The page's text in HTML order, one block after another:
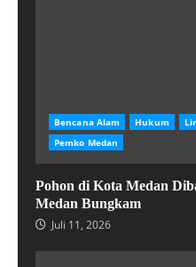
Bencana Alam Hukum
Pemko Medan
Pohon di Kota Medan
Medan Bungkam
Juli 11, 2026